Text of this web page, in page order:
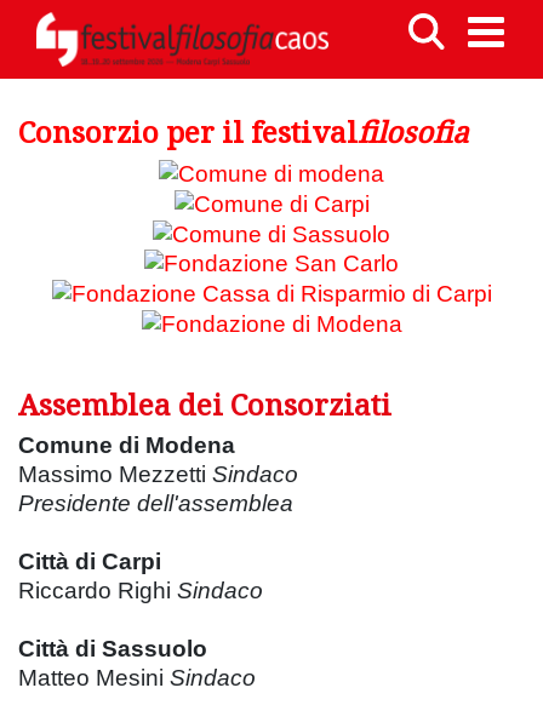
Consorzio per il festivalfilosofia
Assemblea dei Consorziati
Comune di Modena
Massimo Mezzetti Sindaco
Presidente dell'assemblea
Città di Carpi
Riccardo Righi Sindaco
Città di Sassuolo
Matteo Mesini Sindaco